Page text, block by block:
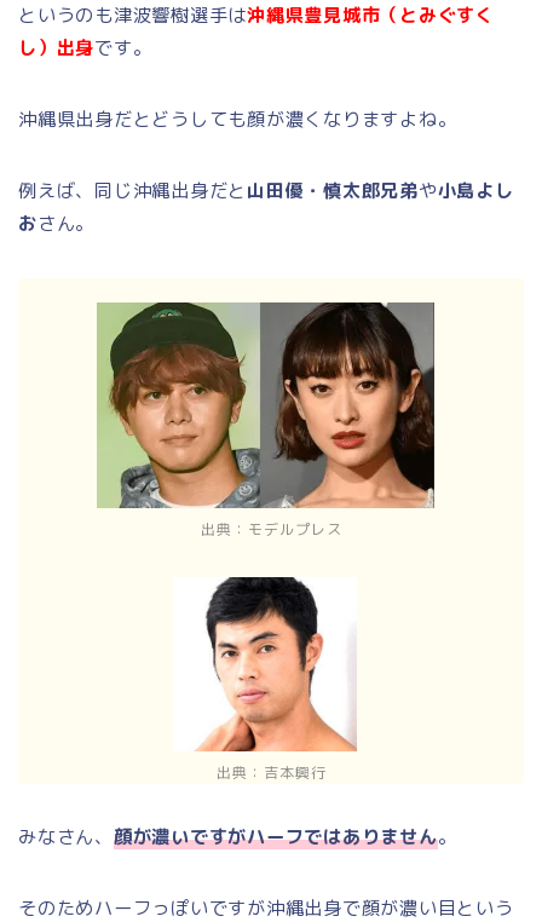
というのも津波響樹選手は沖縄県豊見城市（とみぐすく
し）出身です。
沖縄県出身だとどうしても顔が濃くなりますよね。
例えば、同じ沖縄出身だと 山田優・慎太郎兄弟や小島よし
おさん。
出典：モデルプレス
出典：吉本興行
みなさん、 顔が濃いですがハーフではありません。
そのためハーフっぽいですが沖縄出身で顔が濃い目という